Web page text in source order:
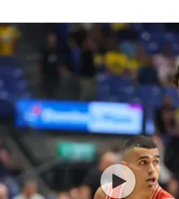
תל אביב
חיפה
באר שבע
נתניה
יהודה
ליגה סינית
ליגה ברזילאית
ליגות נוספות